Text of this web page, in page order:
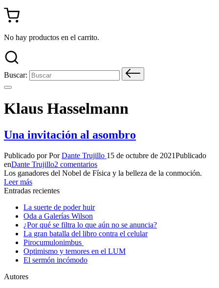
No hay productos en el carrito.
Buscar:
Klaus Hasselmann
Una invitación al asombro
Publicado por PorDante Trujillo 15 de octubre de 2021Publicado
enDante Trujillo2 comentarios
Los ganadores del Nobel de Física y la belleza de la conmoción.
Leer más
Entradas recientes
La suerte de poder huir
Oda a Galerías Wilson
¿Por qué se filtra lo que aún no se anuncia?
La gran batalla del libro contra el celular
Pirocumulonimbus
Optimismo y temores en el LUM
El sermón incómodo
Autores